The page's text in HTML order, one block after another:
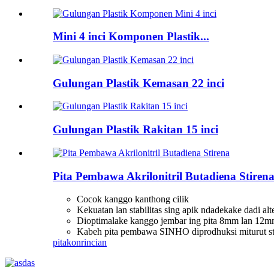
Mini 4 inci Komponen Plastik...
Gulungan Plastik Kemasan 22 inci
Gulungan Plastik Rakitan 15 inci
Pita Pembawa Akrilonitril Butadiena Stirena
Cocok kanggo kanthong cilik
Kekuatan lan stabilitas sing apik ndadekake dadi
Dioptimalake kanggo jembar ing pita 8mm lan
Kabeh pita pembawa SINHO diprodhuksi miturut
pitakonrincian